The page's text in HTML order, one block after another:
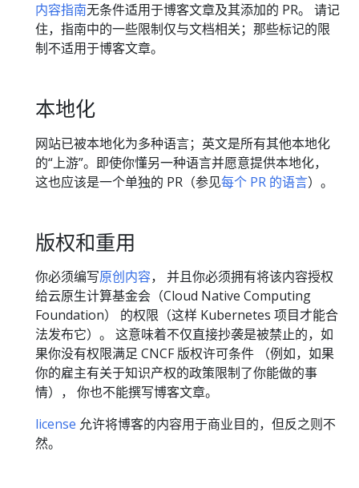
内容指南无条件适用于博客文章及其添加的 PR。 请记
住，指南中的一些限制仅与文档相关；那些标记的限
制不适用于博客文章。
本地化
网站已被本地化为多种语言；英文是所有其他本地化
的“上游”。即使你懂另一种语言并愿意提供本地化，
这也应该是一个单独的 PR（参见每个 PR 的语言）。
版权和重用
你必须编写原创内容， 并且你必须拥有将该内容授权
给云原生计算基金会（Cloud Native Computing
Foundation） 的权限（这样 Kubernetes 项目才能合
法发布它）。 这意味着不仅直接抄袭是被禁止的，如
果你没有权限满足 CNCF 版权许可条件 （例如，如果
你的雇主有关于知识产权的政策限制了你能做的事
情）， 你也不能撰写博客文章。
license 允许将博客的内容用于商业目的，但反之则不
然。